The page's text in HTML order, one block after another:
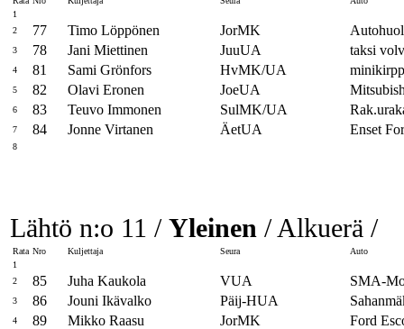
1
2
77 Timo Löppönen JorMK
3 78 Jani Miettinen JuuUA taksi
4 81 Sami Grönfors HvMK/UA
5 82 Olavi Eronen JoeUA
6 83 Teuvo Immonen SulMK/UA
7 84 Jonne Virtanen ÄetUA Enset
8
Lähtö n:o 11 / Yleinen / Alkuerä /
Rata Nro Kuljettaja Seura
Auto
1
2
85 Juha Kaukola VUA SMA-
3 86 Jouni Ikävalko Päij-HUA
4 89 Mikko Raasu JorMK Ford